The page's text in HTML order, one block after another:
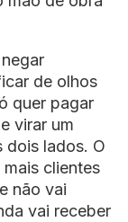
de olhos
quer pagar
virar um
dois lados. O
clientes
não vai
vai receber